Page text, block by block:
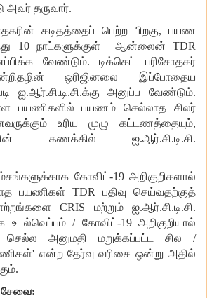
அவர் தருவார்.
கடிதத்தைப் பெற்ற பிறகு, பயண
10 நாட்களுக்குள் ஆன்லைன் TDR
வேண்டும். டிக்கெட் பரிசோதகர்
ஒரிஜினலை இப்போதைய
ஐ.ஆர்.சி.டி.சி.க்கு அனுப்ப வேண்டும்.
பயணிகளில் பயணம் செல்லாத சிலர்
உரிய முழு கட்டணத்தையும்,
கணக்கில் ஐ.ஆர்.சி.டி.சி.
கோவிட்-19 அறிகுறிகளால்
பயணிகள் TDR பதிவு செய்வதற்குத்
CRIS மற்றும் ஐ.ஆர்.சி.டி.சி.
உடல்வெப்பம் / கோவிட்-19 அறிகுறியால்
அனுமதி மறுக்கப்பட்ட சில /
என்ற தேர்வு வரிசை ஒன்று அதில்
: